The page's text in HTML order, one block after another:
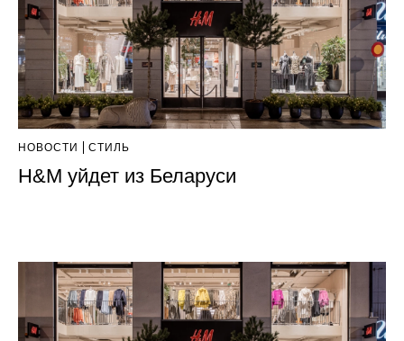
НОВОСТИ СТИЛЬ
H&M уйдет из Беларуси